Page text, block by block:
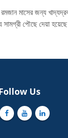
মাসের জন্য
সামগ্রী পৌছে দেয়া
Us